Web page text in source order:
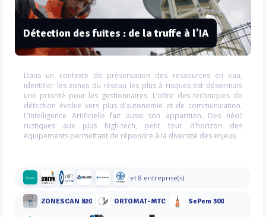
Détection des fuites : de la truffe à l’IA
Dans un contexte de préservation des ressources en eau,
identifier les zones du réseau les plus à risques est désormais
une priorité pour les gestionnaires. L’offre des techniques de
détection évolue vers plus d’autonomie et de communication.
L’Intelligence Artificielle fait aussi son apparition. Des néo?
rustiques aux plus high-tech, petit tour d’horizon des
équipements permettant de répondre à la diversité des enjeux.
et 8 entreprise(s)
ZONESCAN 820 ORTOMAT-MTC SePem 300